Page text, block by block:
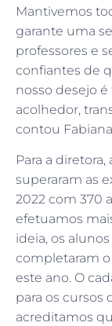
Mantivemos
garante uma
professores e
confiantes de
nosso desejo
acolhedor,
contou
Para a
superaram as
2022 com 370
efetuamos
ideia, os
completaram
este ano. O
para os cursos
acreditamos